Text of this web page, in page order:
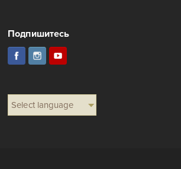
Подпишитесь
Select language